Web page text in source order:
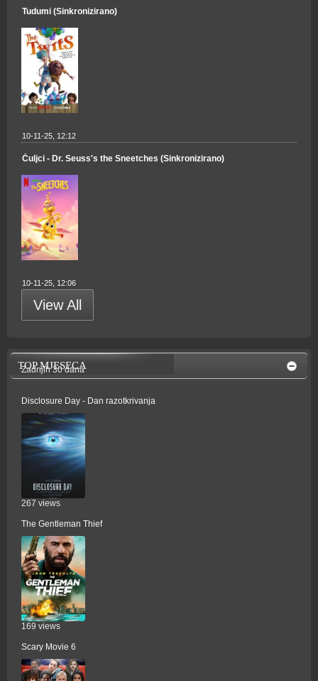
Tudumi (Sinkronizirano)
10-11-25, 12:12
Čuljci - Dr. Seuss's the Sneetches (Sinkronizirano)
10-11-25, 12:06
View All
TOP MJESECA
Zadnjih 30 dana
Disclosure Day - Dan razotkrivanja
267 views
The Gentleman Thief
169 views
Scary Movie 6